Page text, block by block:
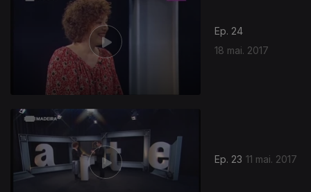
Ep. 24
18 mai. 2017
Ep. 23 11 mai. 2017